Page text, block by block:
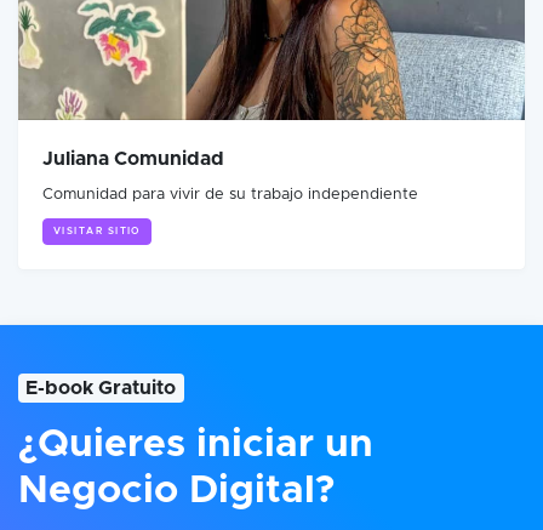
Juliana Comunidad
Comunidad para vivir de su trabajo independiente
VISITAR SITIO
E-book Gratuito
¿Quieres iniciar un
Negocio Digital?